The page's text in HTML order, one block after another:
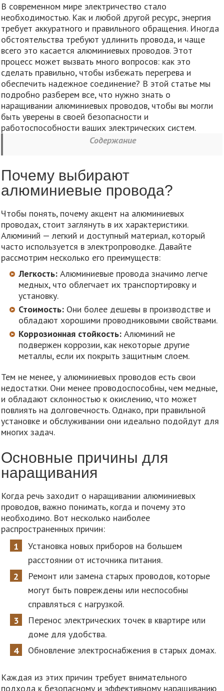
В современном мире электричество стало
необходимостью. Как и любой другой ресурс, энергия
требует аккуратного и правильного обращения. Иногда
обстоятельства требуют удлинить провода, и чаще
всего это касается алюминиевых проводов. Этот
процесс может вызвать много вопросов: как это
сделать правильно, чтобы избежать перегрева и
обеспечить надежное соединение? В этой статье мы
подробно разберем все, что нужно знать о
наращивании алюминиевых проводов, чтобы вы могли
быть уверены в своей безопасности и
работоспособности ваших электрических систем.
Содержание
Почему выбирают
алюминиевые провода?
Чтобы понять, почему акцент на алюминиевых
проводах, стоит заглянуть в их характеристики.
Алюминий — легкий и доступный материал, который
часто используется в электропроводке. Давайте
рассмотрим несколько его преимуществ:
Легкость: Алюминиевые провода значимо легче
медных, что облегчает их транспортировку и
установку.
Стоимость: Они более дешевы в производстве и
обладают хорошими проводниковыми свойствами.
Коррозионная стойкость: Алюминий не
подвержен коррозии, как некоторые другие
металлы, если их покрыть защитным слоем.
Тем не менее, у алюминиевых проводов есть свои
недостатки. Они менее проводоспособны, чем медные,
и обладают склонностью к окислению, что может
повлиять на долговечность. Однако, при правильной
установке и обслуживании они идеально подойдут для
многих задач.
Основные причины для
наращивания
Когда речь заходит о наращивании алюминиевых
проводов, важно понимать, когда и почему это
необходимо. Вот несколько наиболее
распространенных причин:
Установка новых приборов на большем
расстоянии от источника питания.
Ремонт или замена старых проводов, которые
могут быть повреждены или неспособны
справляться с нагрузкой.
Перенос электрических точек в квартире или
доме для удобства.
Обновление электроснабжения в старых домах.
Каждая из этих причин требует внимательного
подхода к безопасному и эффективному наращиванию